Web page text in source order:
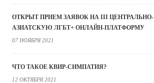
ОТКРЫТ ПРИЕМ ЗАЯВОК НА III ЦЕНТРАЛЬНО-
АЗИАТСКУЮ ЛГБТ+ ОНЛАЙН-ПЛАТФОРМУ
07 НОЯБРЯ 2021
ЧТО ТАКОЕ КВИР-СИМПАТИЯ?
12 ОКТЯБРЯ 2021